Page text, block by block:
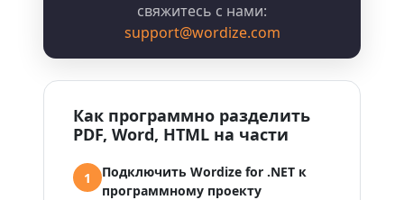
свяжитесь с нами:
support@wordize.com
Как программно разделить
PDF, Word, HTML на части
1
Подключить Wordize for .NET к
программному проекту